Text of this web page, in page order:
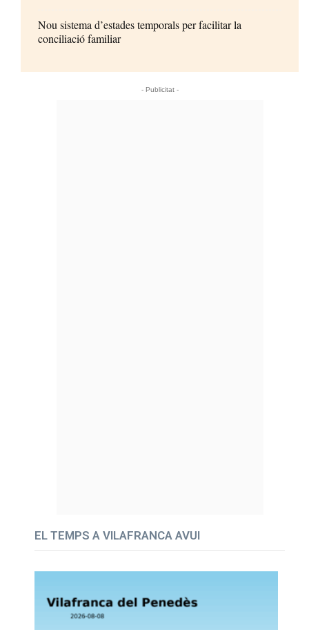
Nou sistema d’estades temporals per facilitar la
conciliació familiar
- Publicitat -
EL TEMPS A VILAFRANCA AVUI